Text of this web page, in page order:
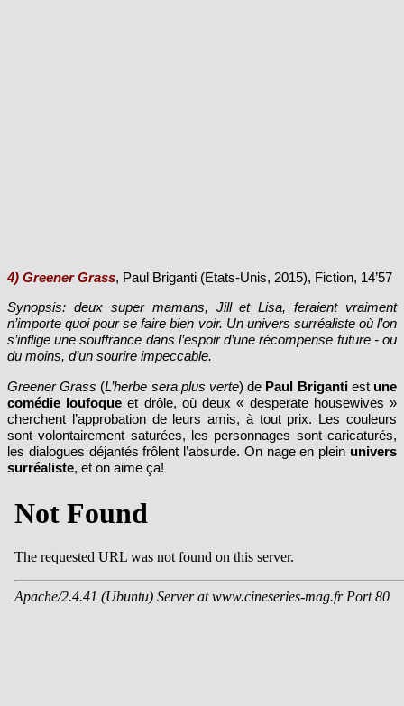
4) Greener Grass, Paul Briganti (Etats-Unis, 2015), Fiction, 14’57
Synopsis: deux super mamans, Jill et Lisa, feraient vraiment
n’importe quoi pour se faire bien voir. Un univers surréaliste où l’on
s’inflige une souffrance dans l’espoir d’une récompense future - ou
du moins, d’un sourire impeccable.
Greener Grass (L’herbe sera plus verte) de Paul Brigantiest une
comédie loufoque et drôle, où deux « desperate housewives »
cherchent l’approbation de leurs amis, à tout prix. Les couleurs
sont volontairement saturées, les personnages sont caricaturés,
les dialogues déjantés frôlent l’absurde. On nage en plein univers
surréaliste, et on aime ça!